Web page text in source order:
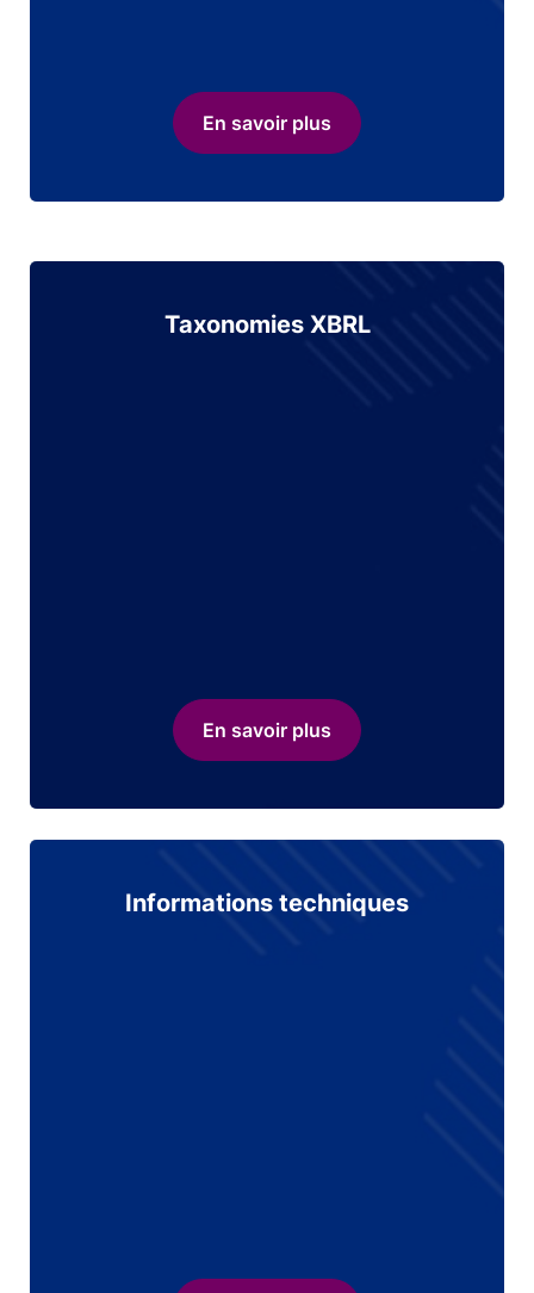
En savoir plus
Taxonomies XBRL
En savoir plus
Informations techniques